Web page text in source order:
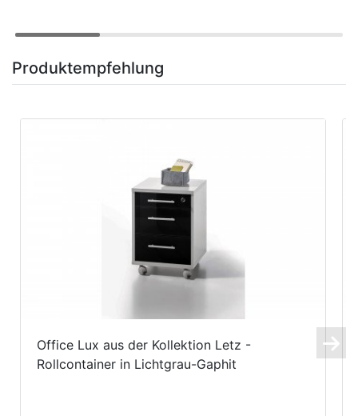
Produktempfehlung
Office Lux aus der Kollektion Letz -
Rollcontainer in Lichtgrau-Gaphit